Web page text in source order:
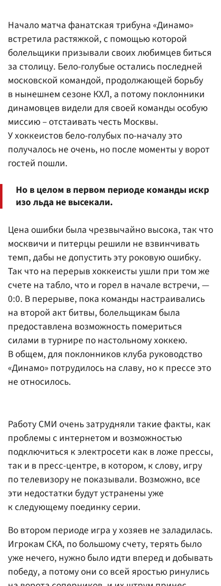
Начало матча фанатская трибуна «Динамо»
встретила растяжкой, с помощью которой
болельщики призывали своих любимцев биться
за столицу. Бело-голубые остались последней
московской командой, продолжающей борьбу
в нынешнем сезоне КХЛ, а потому поклонники
динамовцев видели для своей команды особую
миссию – отстаивать честь Москвы.
У хоккеистов бело-голубых по-началу это
получалось не очень, но после моменты у ворот
гостей пошли.
Но в целом в первом периоде команды искр
изо льда не высекали.
Цена ошибки была чрезвычайно высока, так что
москвичи и питерцы решили не взвинчивать
темп, дабы не допустить эту роковую ошибку.
Так что на перерыв хоккеисты ушли при том же
счете на табло, что и горел в начале встречи, —
0:0. В перерыве, пока команды настраивались
на второй акт битвы, болельщикам была
предоставлена возможность помериться
силами в турнире по настольному хоккею.
В общем, для поклонников клуба руководство
«Динамо» потрудилось на славу, но к прессе это
не относилось.
Работу СМИ очень затрудняли такие факты, как
проблемы с интернетом и возможностью
подключиться к электросети как в ложе прессы,
так и в пресс-центре, в котором, к слову, игру
по телевизору не показывали. Возможно, все
эти недостатки будут устранены уже
к следующему поединку серии.
Во втором периоде игра у хозяев не заладилась.
Игрокам СКА, по большому счету, терять было
уже нечего, нужно было идти вперед и добывать
победу, а потому они со всей яростью ринулись